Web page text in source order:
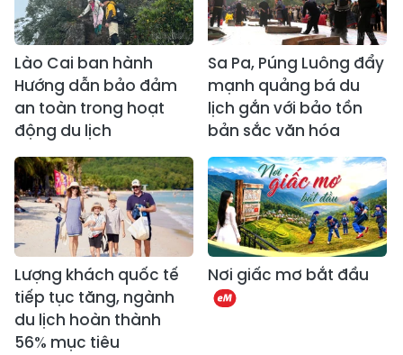
Lào Cai ban hành
Hướng dẫn bảo đảm
an toàn trong hoạt
động du lịch
Sa Pa, Púng Luông đẩy
mạnh quảng bá du
lịch gắn với bảo tồn
bản sắc văn hóa
Lượng khách quốc tế
tiếp tục tăng, ngành
du lịch hoàn thành
56% mục tiêu
Nơi giấc mơ bắt đầu